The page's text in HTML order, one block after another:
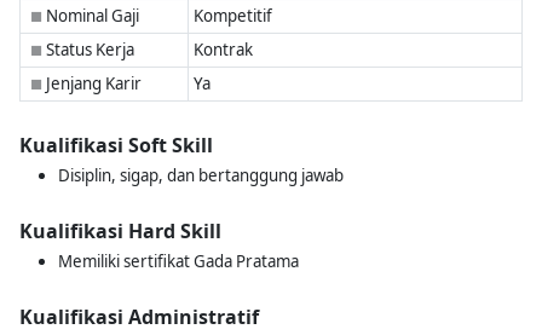
■ Nominal Gaji Kompetitif
■ Status Kerja Kontrak
■ Jenjang Karir Ya
Kualifikasi Soft Skill
Disiplin, sigap, dan bertanggung jawab
Kualifikasi Hard Skill
Memiliki sertifikat Gada Pratama
Kualifikasi Administratif